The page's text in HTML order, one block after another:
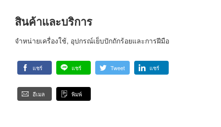
สินค้าและบริการ
จำหน่ายเครื่องใช้, อุปกรณ์เย็บปักถักร้อยและการฝีมือ
แชร์ แชร์ Tweet แชร์
อีเมล พิมพ์